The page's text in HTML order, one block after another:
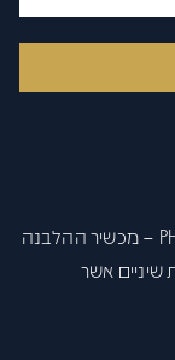
מכשיר הלבנת השיניים החדשני של חברת PHILIPS – מכשיר ההלבנה
אשר